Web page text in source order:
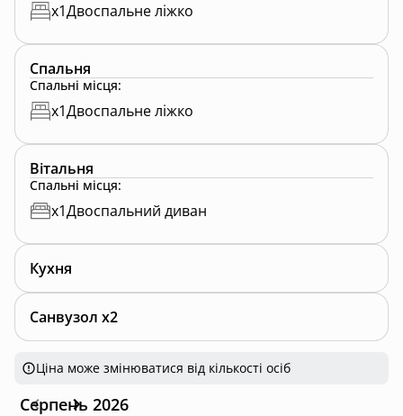
x1Двоспальне ліжко
Спальня
Спальні місця:
x1Двоспальне ліжко
Вітальня
Спальні місця:
x1Двоспальний диван
Кухня
Санвузол x2
Ціна може змінюватися від кількості осіб
Серпень 2026